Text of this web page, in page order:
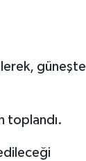
güneşte
toplandı.